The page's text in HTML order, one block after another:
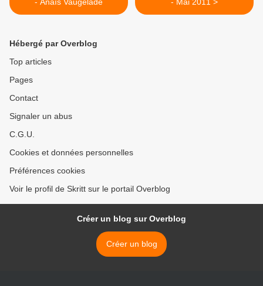
Hébergé par Overblog
Top articles
Pages
Contact
Signaler un abus
C.G.U.
Cookies et données personnelles
Préférences cookies
Voir le profil de Skritt sur le portail Overblog
Créer un blog sur Overblog
Créer un blog